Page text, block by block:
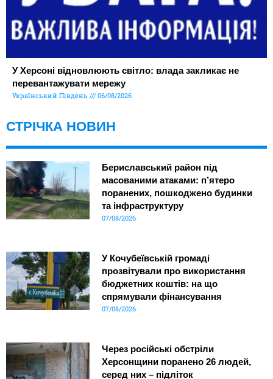
У Херсоні відновлюють світло: влада закликає не
перевантажувати мережу
Український Південь 06/08/2026
СТРІЧКА НОВИН
Бериславський район під
масованими атаками: п’ятеро
поранених, пошкоджено будинки
та інфраструктуру
07/08/2026
У Кочубеївській громаді
прозвітували про використання
бюджетних коштів: на що
спрямували фінансування
07/08/2026
Через російські обстріли
Херсонщини поранено 26 людей,
серед них – підліток